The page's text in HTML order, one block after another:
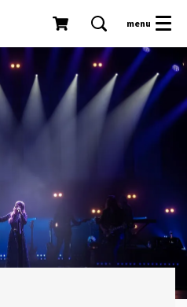
menu